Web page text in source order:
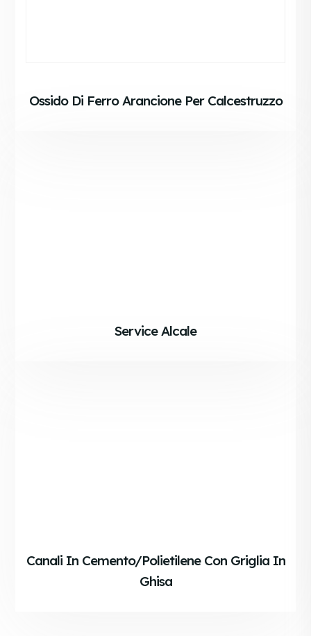
Ossido Di Ferro Arancione Per Calcestruzzo
Service Alcale
Canali In Cemento/polietilene Con Griglia In
Ghisa